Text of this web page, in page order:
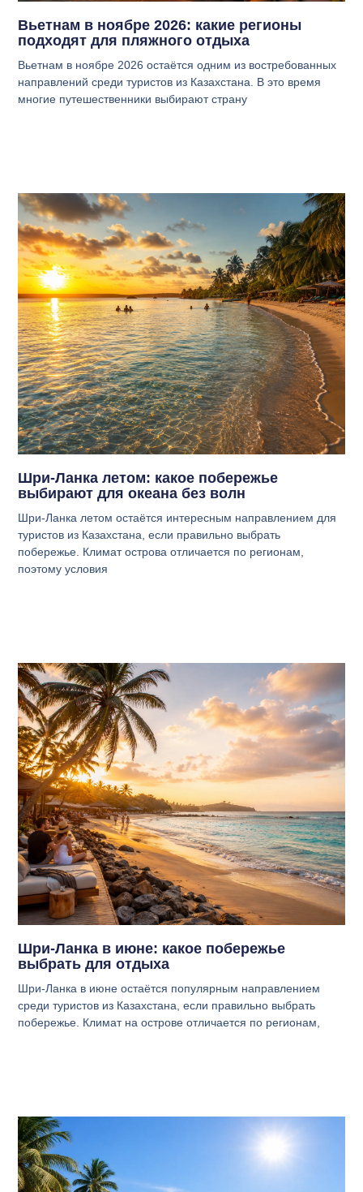
Вьетнам в ноябре 2026: какие регионы
подходят для пляжного отдыха
Вьетнам в ноябре 2026 остаётся одним из востребованных
направлений среди туристов из Казахстана. В это время
многие путешественники выбирают страну
Шри-Ланка летом: какое побережье
выбирают для океана без волн
Шри-Ланка летом остаётся интересным направлением для
туристов из Казахстана, если правильно выбрать
побережье. Климат острова отличается по регионам,
поэтому условия
Шри-Ланка в июне: какое побережье
выбрать для отдыха
Шри-Ланка в июне остаётся популярным направлением
среди туристов из Казахстана, если правильно выбрать
побережье. Климат на острове отличается по регионам,